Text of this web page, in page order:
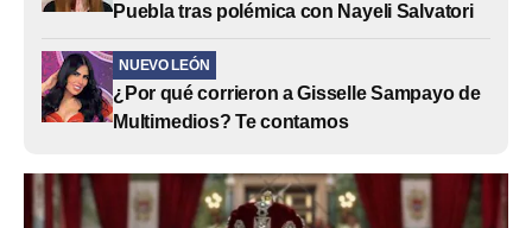
Puebla tras polémica con Nayeli Salvatori
NUEVO LEÓN
¿Por qué corrieron a Gisselle Sampayo de
Multimedios? Te contamos